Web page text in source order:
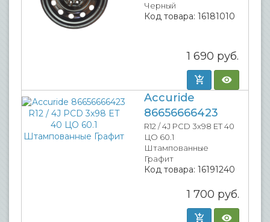
Черный
Код товара: 16181010
1 690 руб.
Accuride
86656666423
R12 / 4J PCD 3x98 ET 40
ЦО 60.1
Штампованные
Графит
Код товара: 16191240
1 700 руб.